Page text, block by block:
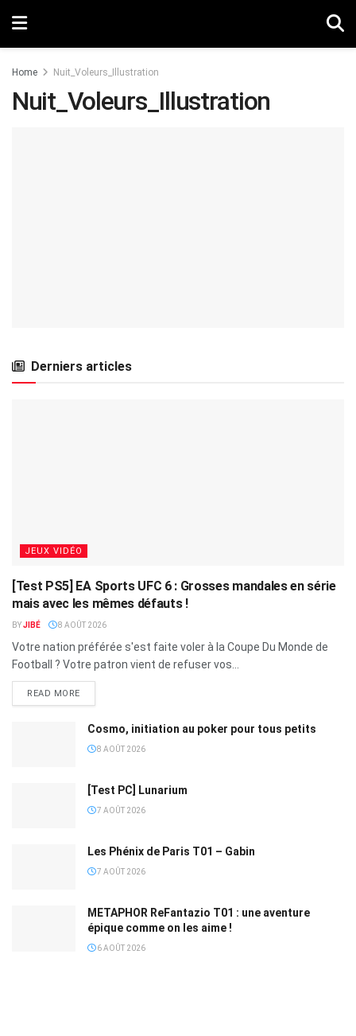
Home Nuit_Voleurs_Illustration
Nuit_Voleurs_Illustration
Derniers articles
JEUX VIDÉO
[Test PS5] EA Sports UFC 6 : Grosses mandales en série
mais avec les mêmes défauts !
BYJIBÉ 8 AOÛT 2026
Votre nation préférée s'est faite voler à la Coupe Du Monde de
Football ? Votre patron vient de refuser vos...
READ MORE
Cosmo, initiation au poker pour tous petits
8 AOÛT 2026
[Test PC] Lunarium
7 AOÛT 2026
Les Phénix de Paris T01 – Gabin
7 AOÛT 2026
METAPHOR ReFantazio T01 : une aventure
épique comme on les aime !
6 AOÛT 2026